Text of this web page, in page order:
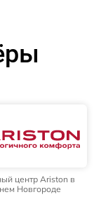
центр Ariston в
Новгороде